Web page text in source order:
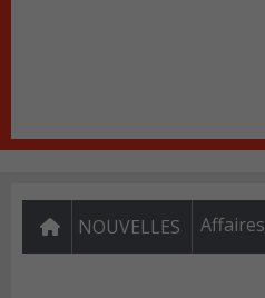
NOUVELLES Affaires